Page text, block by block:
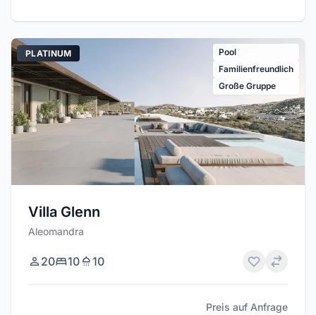
PLATINUM
Pool
Familienfreundlich
Große Gruppe
Villa Glenn
Aleomandra
20 10 10
Preis auf Anfrage